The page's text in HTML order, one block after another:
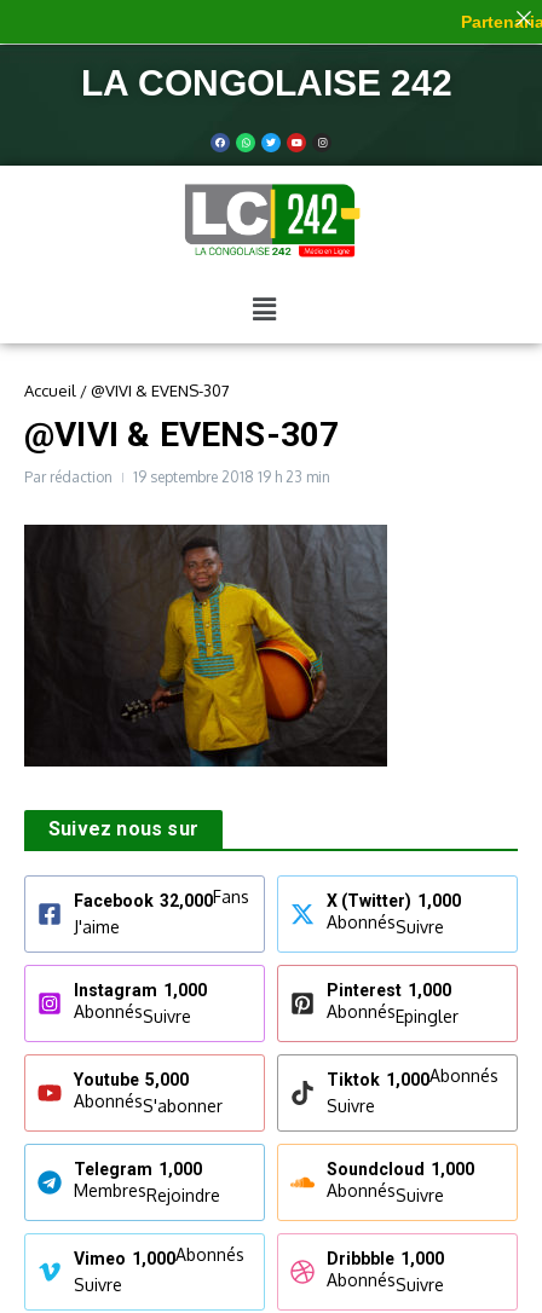
LA CONGOLAISE 242
Accueil /@VIVI & EVENS-307
@VIVI & EVENS-307
Par rédaction 19 septembre 2018 19 h 23 min
Suivez nous sur
Facebook 32,000Fans
J'aime
X (Twitter) 1,000
AbonnésSuivre
Instagram 1,000
AbonnésSuivre
Pinterest 1,000
AbonnésEpingler
Youtube 5,000
AbonnésS'abonner
Tiktok 1,000Abonnés
Suivre
Telegram 1,000
MembresRejoindre
Soundcloud 1,000
AbonnésSuivre
Vimeo 1,000Abonnés
Suivre
Dribbble 1,000
AbonnésSuivre